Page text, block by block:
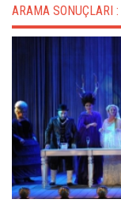
ARAMA SONUÇLARI :